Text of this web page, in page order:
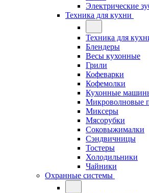
Электрические
Техника для кухни
Техника для
Блендеры
Весы кухонные
Грили
Кофеварки
Кофемолки
Кухонные
Микроволновые
Миксеры
Мясорубки
Соковыжималки
Сэндвичницы
Тостеры
Холодильники
Чайники
Охранные системы